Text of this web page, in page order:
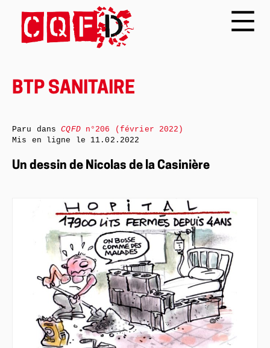
BTP SANITAIRE
Un dessin de Nicolas de la Casinière
Paru dansCQFDn°206 (février 2022)
Mis en ligne le 11.02.2022